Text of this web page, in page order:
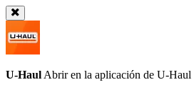
U-Haul Abrir en la aplicación de U-Haul